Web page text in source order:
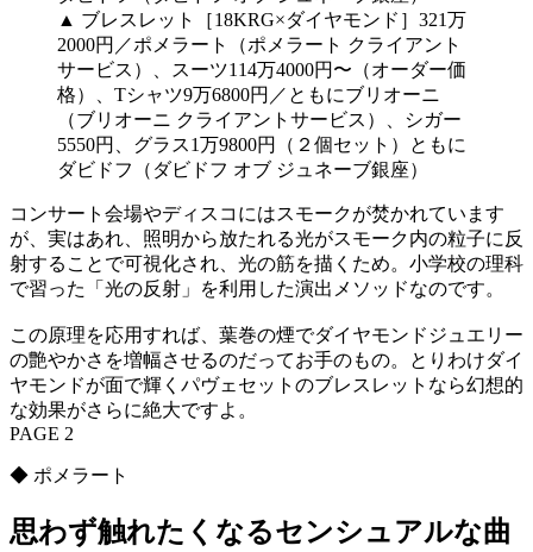
▲ ブレスレット［18KRG×ダイヤモンド］321万
2000円／ポメラート（ポメラート クライアント
サービス）、スーツ114万4000円〜（オーダー価
格）、Tシャツ9万6800円／ともにブリオーニ
（ブリオーニ クライアントサービス）、シガー
5550円、グラス1万9800円（２個セット）ともに
ダビドフ（ダビドフ オブ ジュネーブ銀座）
コンサート会場やディスコにはスモークが焚かれています
が、実はあれ、照明から放たれる光がスモーク内の粒子に反
射することで可視化され、光の筋を描くため。小学校の理科
で習った「光の反射」を利用した演出メソッドなのです。
この原理を応用すれば、葉巻の煙でダイヤモンドジュエリー
の艶やかさを増幅させるのだってお手のもの。とりわけダイ
ヤモンドが面で輝くパヴェセットのブレスレットなら幻想的
な効果がさらに絶大ですよ。
PAGE 2
◆ ポメラート
思わず触れたくなるセンシュアルな曲